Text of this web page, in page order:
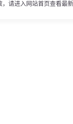
，请进入网站首页查看最新